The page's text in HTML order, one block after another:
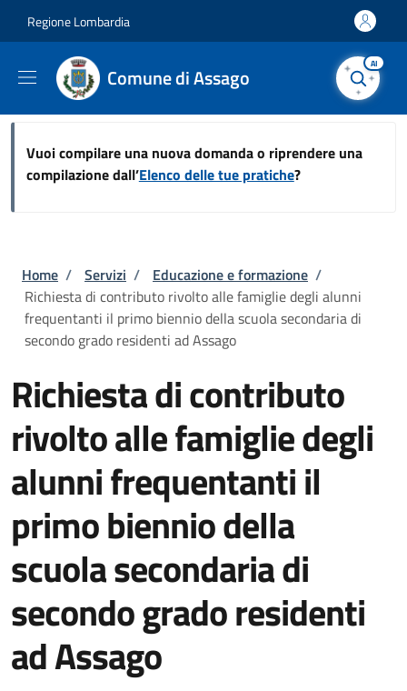
Regione Lombardia
Comune di Assago
AI
Vuoi compilare una nuova domanda o riprendere una
compilazione dall’Elenco delle tue pratiche?
Briciole di pane
Home / Servizi / Educazione e formazione /
Richiesta di contributo rivolto alle famiglie degli alunni
frequentanti il primo biennio della scuola secondaria di
secondo grado residenti ad Assago
Richiesta di contributo
rivolto alle famiglie degli
alunni frequentanti il
primo biennio della
scuola secondaria di
secondo grado residenti
ad Assago